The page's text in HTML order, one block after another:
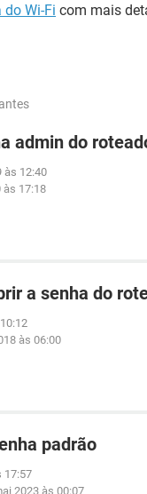
do Wi-Fi com mais
admin do
às 12:40
às 17:18
a senha do
às 06:00
padrão
17:57
2023 às 00:07